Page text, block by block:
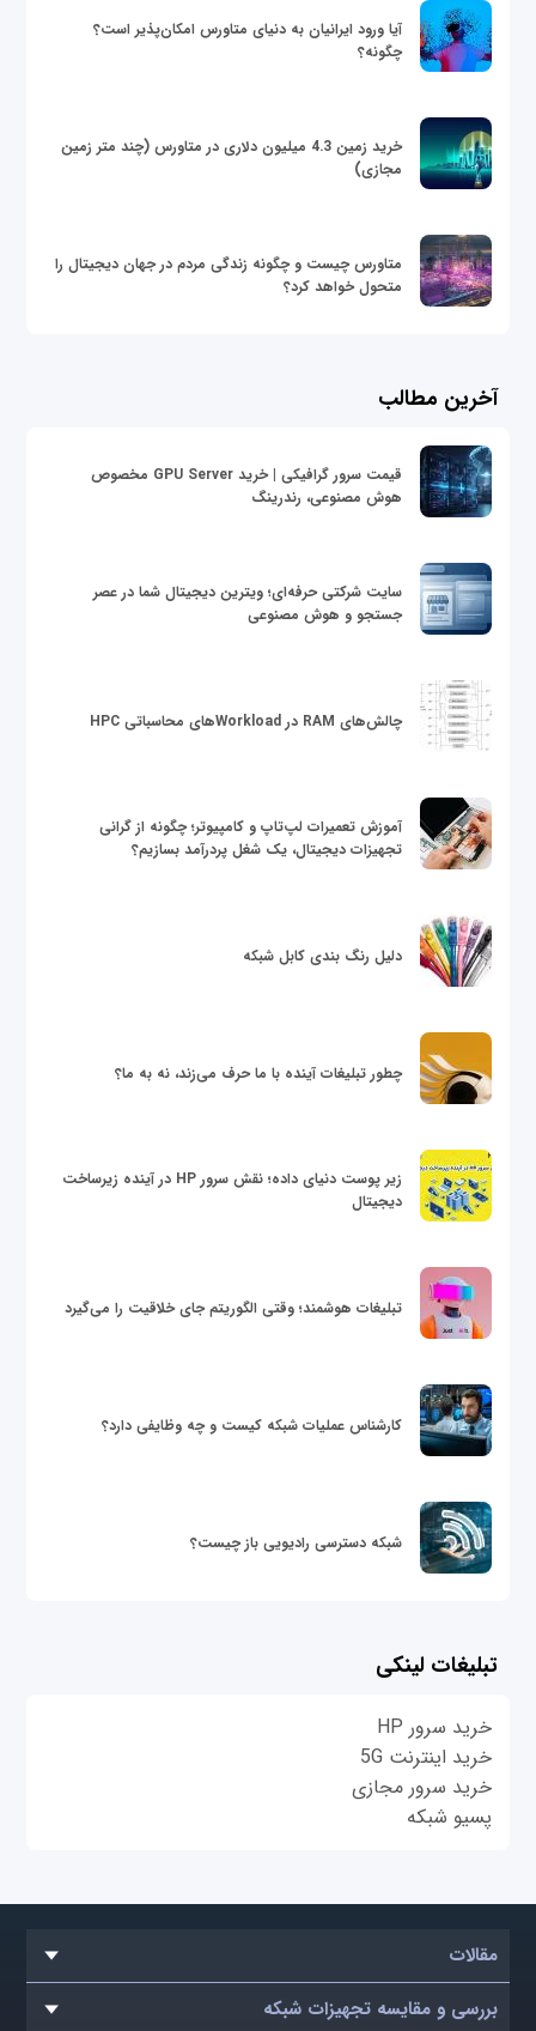
آیا ورود ایرانیان به دنیای متاورس امکان‌پذیر است؟
چگونه؟
خرید زمین 4.3 میلیون دلاری در متاورس (چند متر زمین
مجازی)
متاورس چیست و چگونه زندگی مردم در جهان دیجیتال را
متحول خواهد کرد؟
آخرین مطالب
قیمت سرور گرافیکی | خرید GPU Server مخصوص
هوش مصنوعی، رندرینگ
سایت شرکتی حرفه‌ای؛ ویترین دیجیتال شما در عصر
جستجو و هوش مصنوعی
چالش‌های RAM در Workloadهای محاسباتی HPC
آموزش تعمیرات لپ‌تاپ و کامپیوتر؛ چگونه از گرانی
تجهیزات دیجیتال، یک شغل پردرآمد بسازیم؟
دلیل رنگ بندی کابل شبکه
چطور تبلیغات آینده با ما حرف می‌زند، نه به ما؟
زیر پوست دنیای داده؛ نقش سرور HP در آینده زیرساخت
دیجیتال
تبلیغات هوشمند؛ وقتی الگوریتم جای خلاقیت را می‌گیرد
کارشناس عملیات شبکه کیست و چه وظایفی دارد؟
شبکه دسترسی رادیویی باز چیست؟
تبلیغات لینکی
خرید سرور HP
خرید اینترنت 5G
خرید سرور مجازی
پسیو شبکه
مقالات
بررسی و مقایسه تجهیزات شبکه